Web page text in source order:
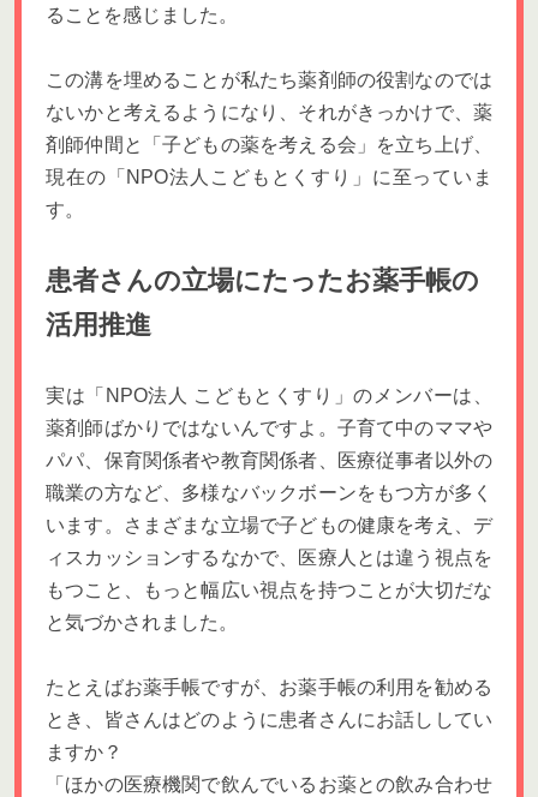
ることを感じました。
この溝を埋めることが私たち薬剤師の役割なのでは
ないかと考えるようになり、それがきっかけで、薬
剤師仲間と「子どもの薬を考える会」を立ち上げ、
現在の「NPO法人こどもとくすり」に至っていま
す。
患者さんの立場にたったお薬手帳の
活用推進
実は「NPO法人 こどもとくすり」のメンバーは、
薬剤師ばかりではないんですよ。子育て中のママや
パパ、保育関係者や教育関係者、医療従事者以外の
職業の方など、多様なバックボーンをもつ方が多く
います。さまざまな立場で子どもの健康を考え、デ
ィスカッションするなかで、医療人とは違う視点を
もつこと、もっと幅広い視点を持つことが大切だな
と気づかされました。
たとえばお薬手帳ですが、お薬手帳の利用を勧める
とき、皆さんはどのように患者さんにお話ししてい
ますか？
「ほかの医療機関で飲んでいるお薬との飲み合わせ